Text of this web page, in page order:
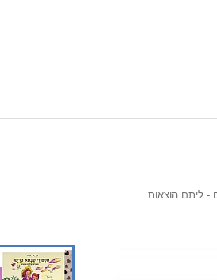
- ליתם הוצאות